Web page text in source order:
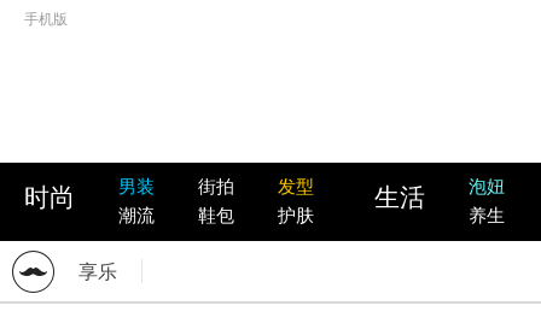
手机版
时尚 男装 街拍
发型
潮流
鞋包 护肤
生活
泡妞
养生
享乐